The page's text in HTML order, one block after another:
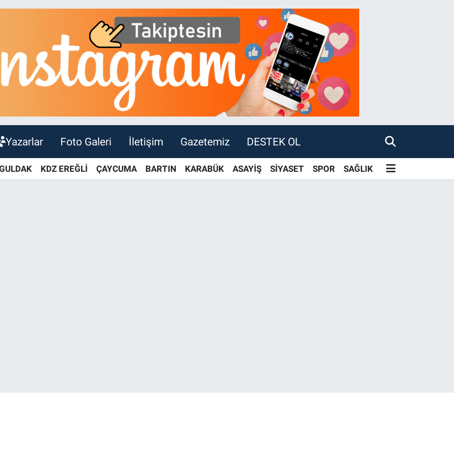
Yazarlar Foto Galeri İletişim Gazetemiz DESTEK OL
KDZ EREĞLİ ÇAYCUMA BARTIN KARABÜK ASAYİŞ SİYASET SPOR SAĞLIK